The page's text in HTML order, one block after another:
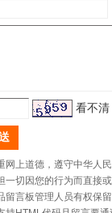
看不清
网上道德，遵守中华人
一切因您的行为而直接
留言板管理人员有权保